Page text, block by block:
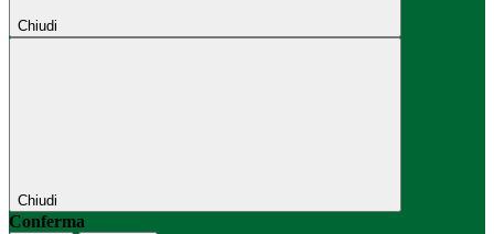
Chiudi
Chiudi
Conferma